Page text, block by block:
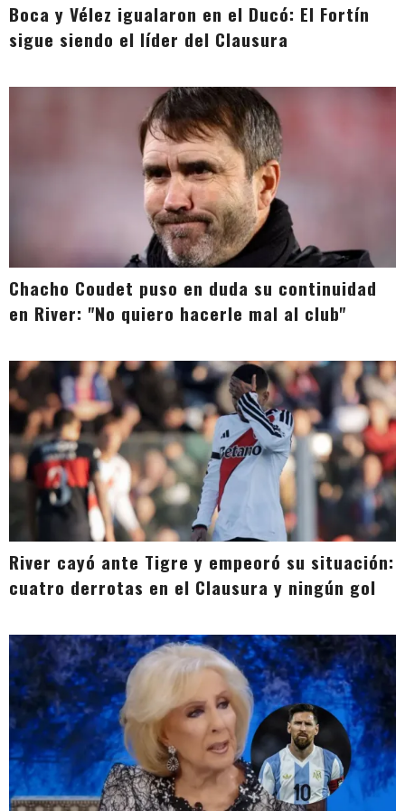
Boca y Vélez igualaron en el Ducó: El Fortín
sigue siendo el líder del Clausura
Chacho Coudet puso en duda su continuidad
en River: "No quiero hacerle mal al club"
River cayó ante Tigre y empeoró su situación:
cuatro derrotas en el Clausura y ningún gol